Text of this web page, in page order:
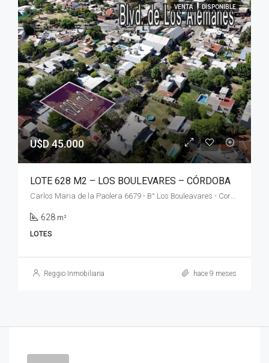
VENTA DISPONIBLE
U$D 45.000
LOTE 628 M2 – LOS BOULEVARES – CÓRDOBA
Carlos Maria de la Paolera 6679 - B° Los Bouleavares - Cordoba
628 m²
LOTES
Reggio Inmobiliaria hace 9 meses